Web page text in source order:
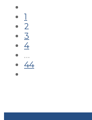
1
2
3
4
…
44